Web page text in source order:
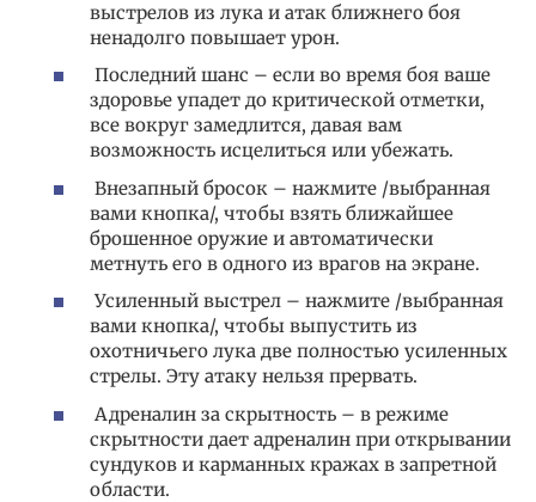
выстрелов из лука и атак ближнего боя
ненадолго повышает урон.
Последний шанс – если во время боя ваше
здоровье упадет до критической отметки,
все вокруг замедлится, давая вам
возможность исцелиться или убежать.
Внезапный бросок – нажмите /выбранная
вами кнопка/, чтобы взять ближайшее
брошенное оружие и автоматически
метнуть его в одного из врагов на экране.
Усиленный выстрел – нажмите /выбранная
вами кнопка/, чтобы выпустить из
охотничьего лука две полностью усиленных
стрелы. Эту атаку нельзя прервать.
Адреналин за скрытность – в режиме
скрытности дает адреналин при открывании
сундуков и карманных кражах в запретной
области.